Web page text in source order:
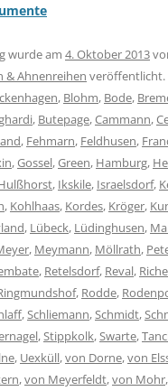
wurde am 4. Oktober 2013
& Ahnenreihen veröffentlicht.
, Blohm, Bode,
, Butepage,Cammann,
, Fehmarn, Feldhusen,
,Gossel,Green, Hamburg,
, Ikskile, Israelsdorf,
, Kohlhaas, Kordes, Kröger,
, Lübeck, Lüdinghusen,
, Meymann, Möllrath,
, Retelsdorf, Reval,
, Rodde,
,Schliemann,Schmidt,
,Stippkolk,Swarte,
, Uexküll,von Dorne,von
,von Meyerfeldt,von Mohr,